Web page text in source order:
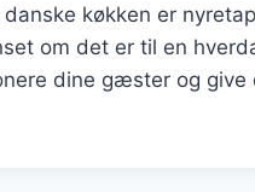
køkken er
om det er til en
dine gæster og give